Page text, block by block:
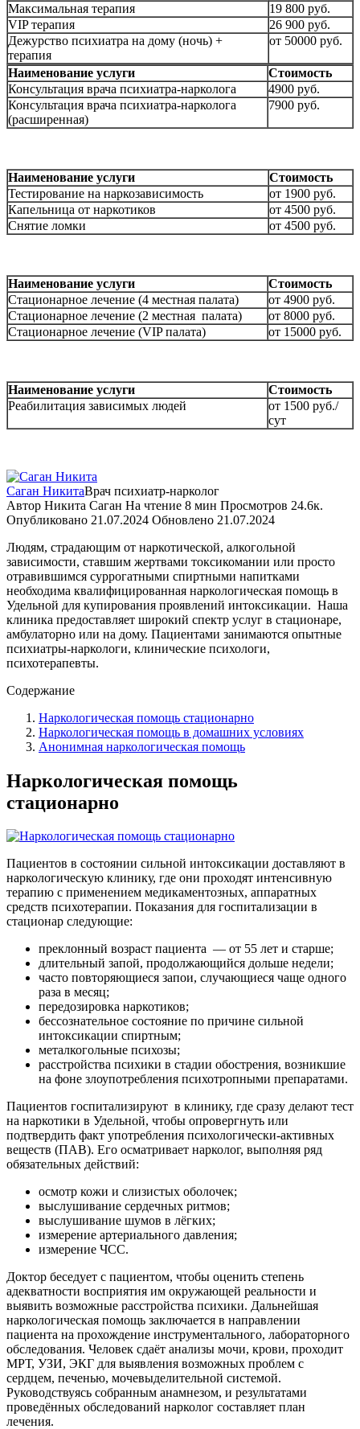
Максимальная терапия
19 800 руб.
VIP терапия
26 900 руб.
Дежурство психиатра на дому (ночь) +
терапия
от 50000 руб.
Наименование услуги
Стоимость
Консультация врача психиатра-нарколога
4900 руб.
Консультация врача психиатра-нарколога
(расширенная)
7900 руб.
Наименование услуги
Стоимость
Тестирование на наркозависимость
от 1900 руб.
Капельница от наркотиков
от 4500 руб.
Снятие ломки
от 4500 руб.
Наименование услуги
Стоимость
Стационарное лечение (4 местная палата)
от 4900 руб.
Стационарное лечение (2 местная палата)
от 8000 руб.
Стационарное лечение (VIP палата)
от 15000 руб.
Наименование услуги
Стоимость
Реабилитация зависимых людей
от 1500 руб./
сут
Саган НикитаВрач психиатр-нарколог
Автор Никита Саган На чтение 8 мин Просмотров 24.6к.
Опубликовано 21.07.2024 Обновлено 21.07.2024
Людям, страдающим от наркотической, алкогольной
зависимости, ставшим жертвами токсикомании или просто
отравившимся суррогатными спиртными напитками
необходима квалифицированная наркологическая помощь в
Удельной для купирования проявлений интоксикации. Наша
клиника предоставляет широкий спектр услуг в стационаре,
амбулаторно или на дому. Пациентами занимаются опытные
психиатры-наркологи, клинические психологи,
психотерапевты.
Содержание
Наркологическая помощь стационарно
Наркологическая помощь в домашних условиях
Анонимная наркологическая помощь
Наркологическая помощь
стационарно
Пациентов в состоянии сильной интоксикации доставляют в
наркологическую клинику, где они проходят интенсивную
терапию с применением медикаментозных, аппаратных
средств психотерапии. Показания для госпитализации в
стационар следующие:
преклонный возраст пациента — от 55 лет и старше;
длительный запой, продолжающийся дольше недели;
часто повторяющиеся запои, случающиеся чаще одного
раза в месяц;
передозировка наркотиков;
бессознательное состояние по причине сильной
интоксикации спиртным;
металкогольные психозы;
расстройства психики в стадии обострения, возникшие
на фоне злоупотребления психотропными препаратами.
Пациентов госпитализируют в клинику, где сразу делают тест
на наркотики в Удельной, чтобы опровергнуть или
подтвердить факт употребления психологически-активных
веществ (ПАВ). Его осматривает нарколог, выполняя ряд
обязательных действий:
осмотр кожи и слизистых оболочек;
выслушивание сердечных ритмов;
выслушивание шумов в лёгких;
измерение артериального давления;
измерение ЧСС.
Доктор беседует с пациентом, чтобы оценить степень
адекватности восприятия им окружающей реальности и
выявить возможные расстройства психики. Дальнейшая
наркологическая помощь заключается в направлении
пациента на прохождение инструментального, лабораторного
обследования. Человек сдаёт анализы мочи, крови, проходит
МРТ, УЗИ, ЭКГ для выявления возможных проблем с
сердцем, печенью, мочевыделительной системой.
Руководствуясь собранным анамнезом, и результатами
проведённых обследований нарколог составляет план
лечения.